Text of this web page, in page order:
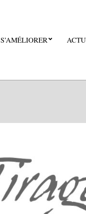
S’AMÉLIORER ACTU